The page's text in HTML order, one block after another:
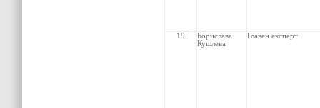
19
Борислава
Кушлева
Главенексперт